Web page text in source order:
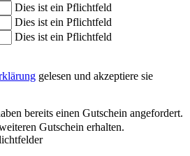
Dies ist ein Pflichtfeld
Dies ist ein Pflichtfeld
Dies ist ein Pflichtfeld
gelesen und akzeptiere sie
bereits einen Gutschein angefordert.
Gutschein erhalten.